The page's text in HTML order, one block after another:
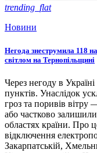
trending_flat
Новини
Негода знеструмила 118
світлом на Тернопільщині
Через негоду в
пунктів. Унаслідок
гроз та поривів вітру
або частково
областях країни. Про
відключення
Закарпатській,